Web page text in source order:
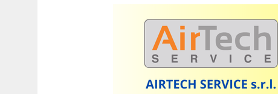
UN TAP, 10 BIGLIETTI: SUI BUS DI UDINE ARRIVA IL
ESTATE E CANI, SCATTANO I CONTROLLI IN FVG: NEL